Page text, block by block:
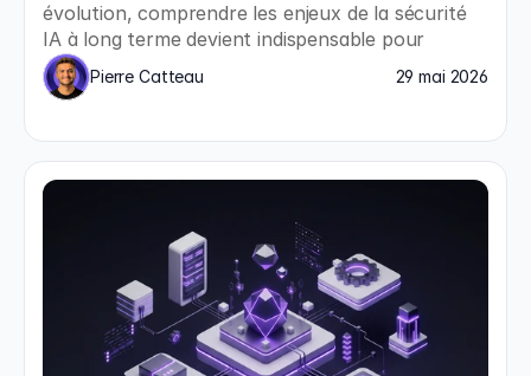
évolution, comprendre les enjeux de la sécurité
IA à long terme devient indispensable pour
anticiper les risques et rester maître de la
technologie plutôt que d'en être dépassé.
Pierre Catteau 29 mai 2026